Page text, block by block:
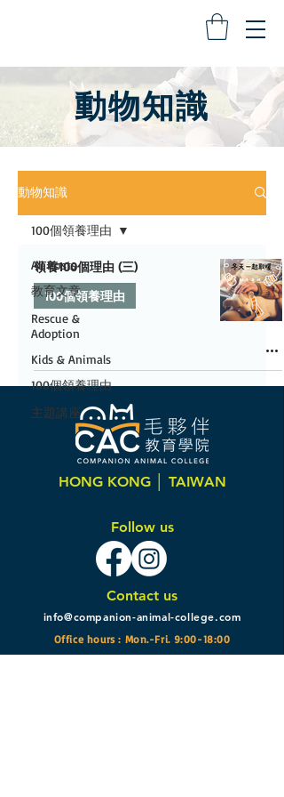
​動物知識
動物知識
All Posts
教育文章
Rescue &
Adoption
Kids & Animals
100個領養理由
主題講座
100個領養理由
領養100個理由 (三)
100個領養理由
HONG KONG │ TAIWAN
Follow us
Contact us
info@companion-animal-college.com
Office hours : Mon.-Fri. 9:00-18:00